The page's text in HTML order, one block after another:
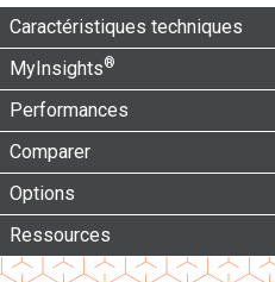
Caractéristiques techniques
MyInsights®
Performances
Comparer
Options
Ressources